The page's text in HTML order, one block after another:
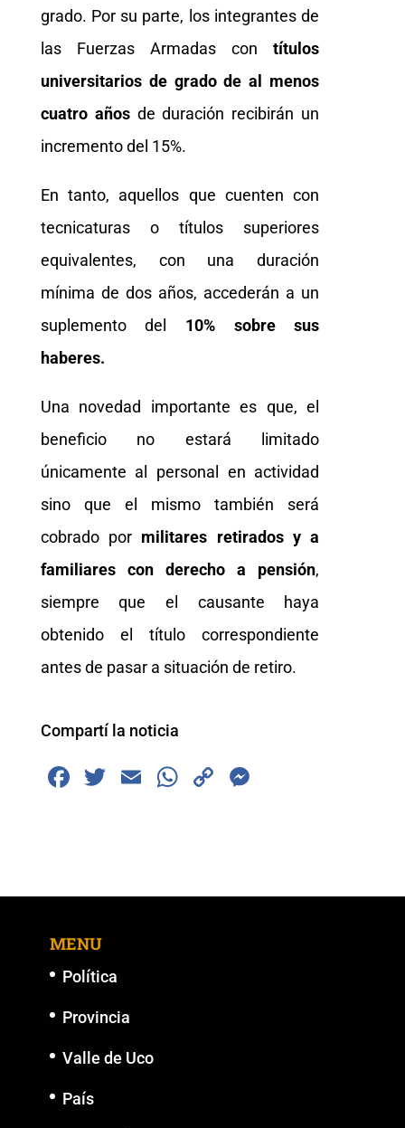
grado. Por su parte, los integrantes de
las Fuerzas Armadas contítulos
universitarios de grado de al menos
cuatro años de duración recibirán un
incremento del 15%.
En tanto, aquellos que cuenten con
tecnicaturas o títulos superiores
equivalentes, con una duración
mínima de dos años, accederán a un
suplemento del 10% sobre sus
haberes.
Una novedad importante es que, el
beneficio no estará limitado
únicamente al personal en actividad
sino que el mismo también será
cobrado por militares retirados y a
familiares con derecho a pensión,
siempre que el causante haya
obtenido el título correspondiente
antes de pasar a situación de retiro.
Compartí la noticia
F
b
o
k
T
E
W
A
C
Li n
MENU
Política
Provincia
Valle de Uco
País